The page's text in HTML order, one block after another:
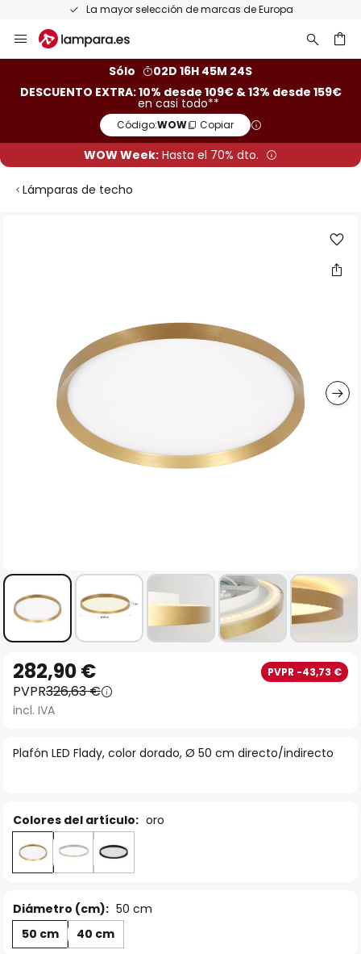
La mayor selección de marcas de Europa
al
Sólo
02D 16H 45M 23S
DESCUENTO EXTRA: 10% desde 109€ & 13% desde 159€
en casi todo**
Código:WOW Copiar
WOW Week: Hasta el 70% dto.
Lámparas de techo
imágenes
comienzo
de
galería
Plafón LED Flady, color dorado, Ø 50 cm directo/indirecto
282,90 € PVPR -43,73 €
PVPR326,63 €
incl. IVA
Colores del artículo: oro
Diámetro (cm): 50 cm
50 cm
40 cm